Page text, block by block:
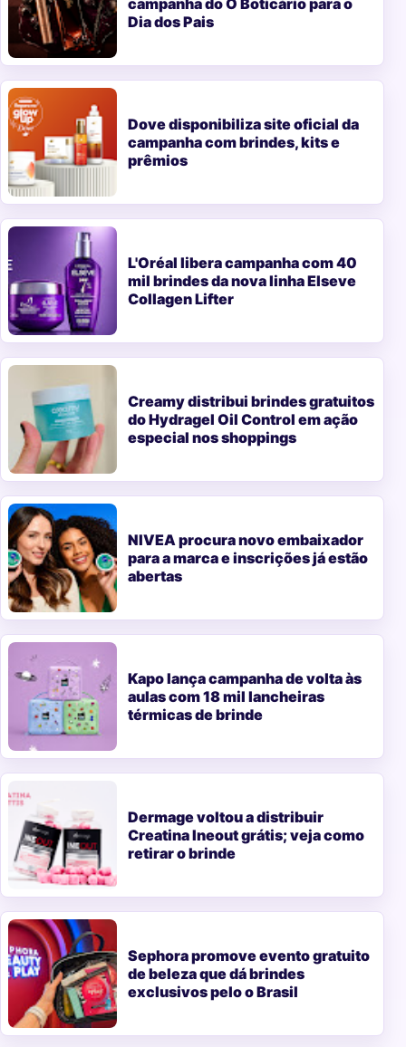
campanha do O Boticário para o
Dia dos Pais
Dove disponibiliza site oficial da
campanha com brindes, kits e
prêmios
L'Oréal libera campanha com 40
mil brindes da nova linha Elseve
Collagen Lifter
Creamy distribui brindes gratuitos
do Hydragel Oil Control em ação
especial nos shoppings
NIVEA procura novo embaixador
para a marca e inscrições já estão
abertas
Kapo lança campanha de volta às
aulas com 18 mil lancheiras
térmicas de brinde
Dermage voltou a distribuir
Creatina Ineout grátis; veja como
retirar o brinde
Sephora promove evento gratuito
de beleza que dá brindes
exclusivos pelo o Brasil